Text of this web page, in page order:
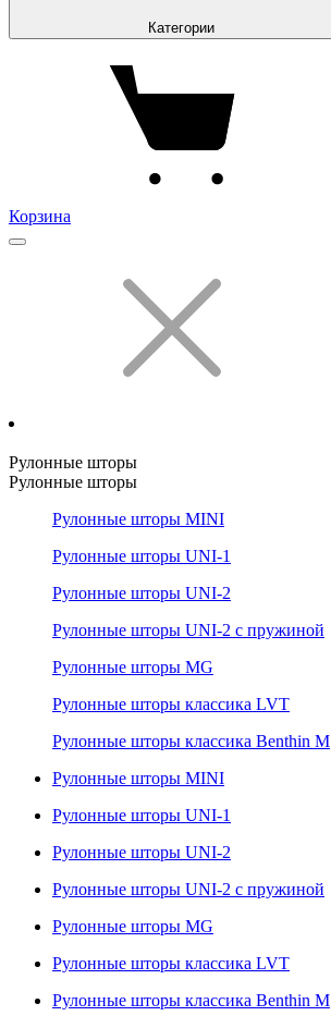
Категории
Корзина
Рулонные шторы
Рулонные шторы
Рулонные шторы MINI
Рулонные шторы UNI-1
Рулонные шторы UNI-2
Рулонные шторы UNI-2 с пружиной
Рулонные шторы MG
Рулонные шторы классика LVT
Рулонные шторы классика Benthin M
Рулонные шторы MINI
Рулонные шторы UNI-1
Рулонные шторы UNI-2
Рулонные шторы UNI-2 с пружиной
Рулонные шторы MG
Рулонные шторы классика LVT
Рулонные шторы классика Benthin M